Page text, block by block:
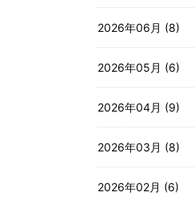
2026年06月 (8)
2026年05月 (6)
2026年04月 (9)
2026年03月 (8)
2026年02月 (6)